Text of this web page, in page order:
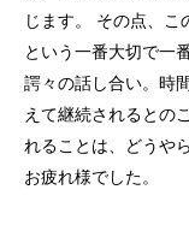
じます。 その点、
という一番大切で一
諤々の話し合い。時
えて継続されるとの
れることは、どうや
お疲れ様でした。